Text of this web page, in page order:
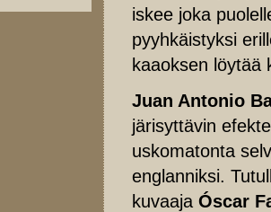
iskee joka
pyyhkäistyksi
kaaoksen löytää
Juan Antonio
järisyttävin
uskomatonta
englanniksi.
kuvaaja Óscar